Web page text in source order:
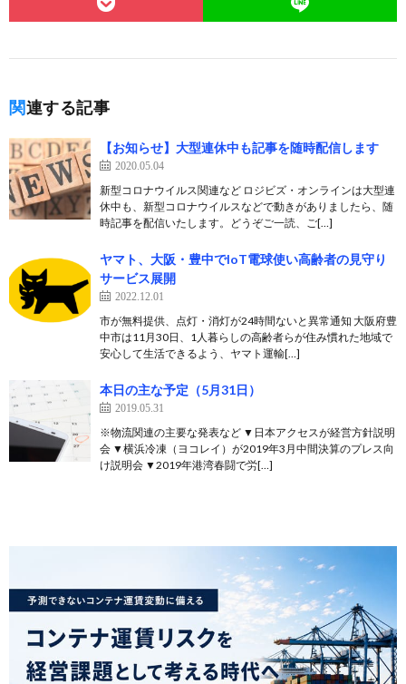
関連する記事
【お知らせ】大型連休中も記事を随時配信します
2020.05.04
新型コロナウイルス関連など ロジビズ・オンラインは大型連
休中も、新型コロナウイルスなどで動きがありましたら、随
時記事を配信いたします。どうぞご一読、ご[…]
ヤマト、大阪・豊中でIoT電球使い高齢者の見守り
サービス展開
2022.12.01
市が無料提供、点灯・消灯が24時間ないと異常通知 大阪府豊
中市は11月30日、1人暮らしの高齢者らが住み慣れた地域で
安心して生活できるよう、ヤマト運輸[…]
本日の主な予定（5月31日）
2019.05.31
※物流関連の主要な発表など ▼日本アクセスが経営方針説明
会 ▼横浜冷凍（ヨコレイ）が2019年3月中間決算のプレス向
け説明会 ▼2019年港湾春闘で労[…]